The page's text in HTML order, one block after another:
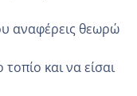
αναφέρεις θεωρώ
και να είσαι